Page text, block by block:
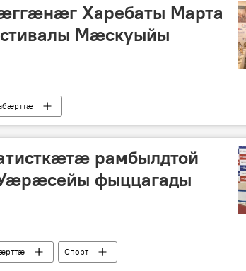
Харебаты Марта
Мӕскуыйы
рамбылдтой
фыццагады
Спорт